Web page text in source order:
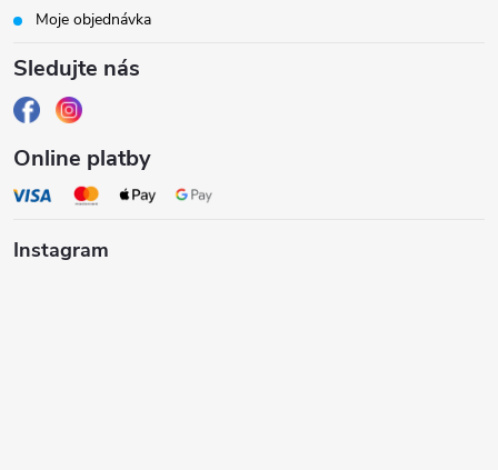
Moje objednávka
Sledujte nás
Online platby
Instagram